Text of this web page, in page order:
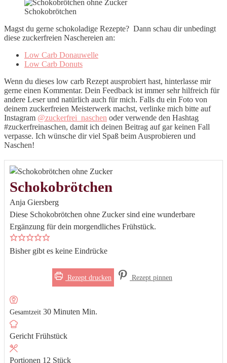
Schokobrötchen
Magst du gerne schokoladige Rezepte? Dann schau dir unbedingt
diese zuckerfreien Naschereien an:
Low Carb Donauwelle
Low Carb Donuts
Wenn du dieses low carb Rezept ausprobiert hast, hinterlasse mir
gerne einen Kommentar. Dein Feedback ist immer sehr hilfreich für
andere Leser und natürlich auch für mich. Falls du ein Foto von
deinem zuckerfreien Meisterwerk machst, verlinke mich bitte auf
Instagram @zuckerfrei_naschen oder verwende den Hashtag
#zuckerfreinaschen, damit ich deinen Beitrag auf gar keinen Fall
verpasse. Ich wünsche dir viel Spaß beim Ausprobieren und
Naschen!
Schokobrötchen
Anja Giersberg
Diese Schokobrötchen ohne Zucker sind eine wunderbare
Ergänzung für dein morgendliches Frühstück.
Bisher gibt es keine Eindrücke
Rezept drucken Rezept pinnen
Gesamtzeit 30 Minuten Min.
Gericht Frühstück
Portionen 12 Stück